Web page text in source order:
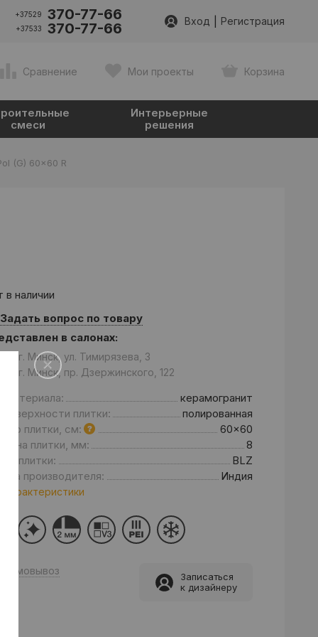
+37529 370-77-66
+37533 370-77-66 Вход Регистрация
Сравнение Мои проекты Корзина
смеси
Интерьерные
решения
(G) 60x60 R
в наличии
Задать вопрос по товару
в салонах:
г. Минск, ул. Тимирязева, 3
г. Минск, пр. Дзержинского, 122
материала:
керамогранит
поверхности плитки:
полированная
плитки, см:
60x60
плитки, мм:
8
плитки:
BLZ
производителя:
Индия
характеристики
Самовывоз
Записаться
к дизайнеру